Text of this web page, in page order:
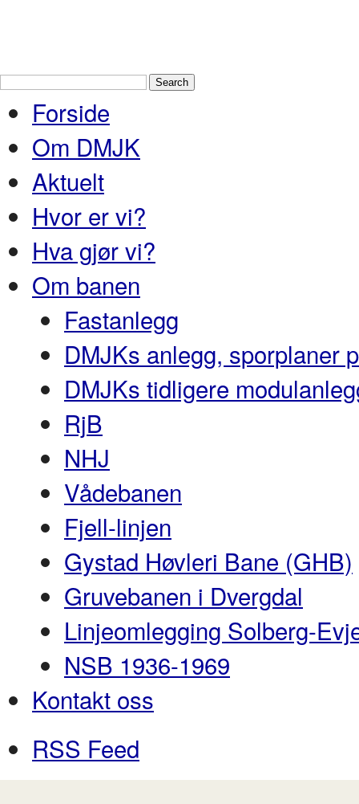
Forside
Om DMJK
Aktuelt
Hvor er vi?
Hva gjør vi?
Om banen
Fastanlegg
DMJKs anlegg, sporplaner
DMJKs tidligere
RjB
NHJ
Vådebanen
Fjell-linjen
Gystad Høvleri Bane (GHB)
Gruvebanen i Dvergdal
Linjeomlegging Solberg-
NSB 1936-1969
Kontakt oss
RSS Feed